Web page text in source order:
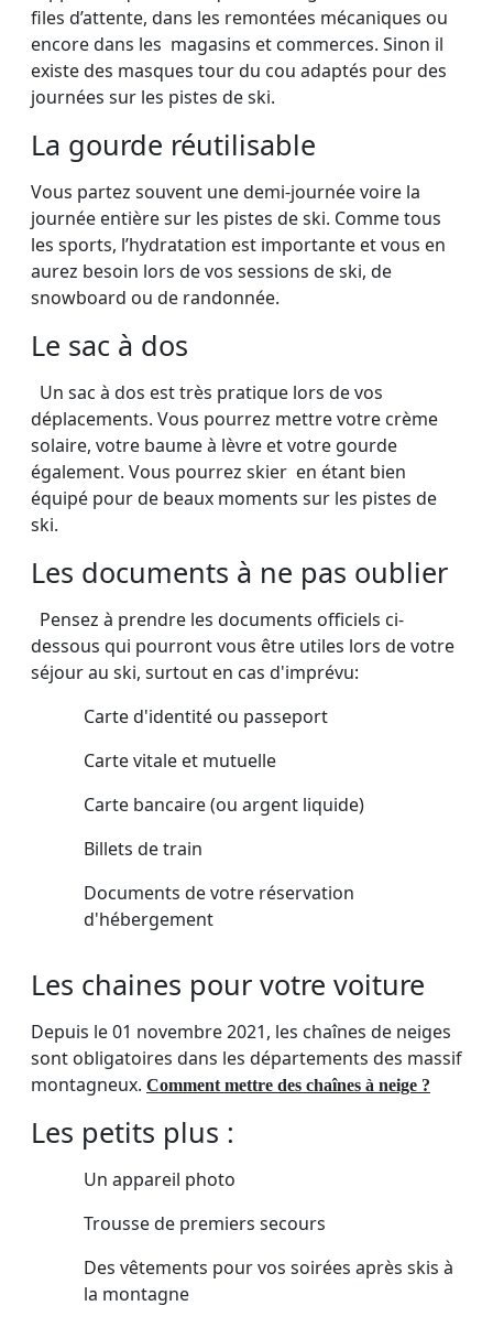
files d’attente, dans les remontées mécaniques ou
encore dans les magasins et commerces. Sinon il
existe des masques tour du cou adaptés pour des
journées sur les pistes de ski.
La gourde réutilisable
Vous partez souvent une demi-journée voire la
journée entière sur les pistes de ski. Comme tous
les sports, l’hydratation est importante et vous en
aurez besoin lors de vos sessions de ski, de
snowboard ou de randonnée.
Le sac à dos
Un sac à dos est très pratique lors de vos
déplacements. Vous pourrez mettre votre crème
solaire, votre baume à lèvre et votre gourde
également. Vous pourrez skier en étant bien
équipé pour de beaux moments sur les pistes de
ski.
Les documents à ne pas oublier
Pensez à prendre les documents officiels ci-
dessous qui pourront vous être utiles lors de votre
séjour au ski, surtout en cas d'imprévu:
Carte d'identité ou passeport
Carte vitale et mutuelle
Carte bancaire (ou argent liquide)
Billets de train
Documents de votre réservation
d'hébergement
Les chaines pour votre voiture
Depuis le 01 novembre 2021, les chaînes de neiges
sont obligatoires dans les départements des massif
montagneux. Comment mettre des chaînes à neige ?
Les petits plus :
Un appareil photo
Trousse de premiers secours
Des vêtements pour vos soirées après skis à
la montagne